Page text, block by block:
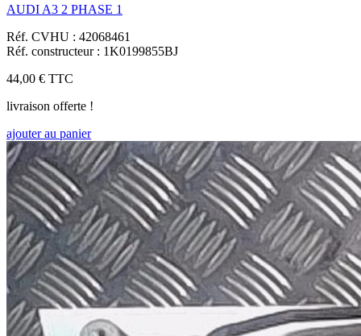
AUDI A3 2 PHASE 1
Réf. CVHU : 42068461
Réf. constructeur : 1K0199855BJ
44,00 € TTC
livraison offerte !
ajouter au panier